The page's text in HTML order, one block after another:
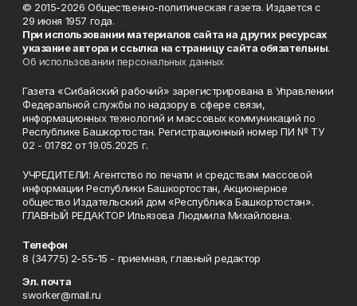
© 2015-2026 Общественно-политическая газета. Издается с
29 июня 1957 года.
При использовании материалов сайта на других ресурсах
указание автора и ссылка на страницу сайта обязательны.
Об использовании персональных данных
Газета «Сибайский рабочий» зарегистрирована в Управлении
Федеральной службы по надзору в сфере связи,
информационных технологий и массовых коммуникаций по
Республике Башкортостан. Регистрационный номер ПИ № ТУ
02 - 01782 от 19.05.2025 г.
УЧРЕДИТЕЛИ: Агентство по печати и средствам массовой
информации Республики Башкортостан, Акционерное
общество Издательский дом «Республика Башкортостан».
ГЛАВНЫЙ РЕДАКТОР Ильязова Людмила Михайловна.
Телефон
8 (34775) 2-55-15 - приемная, главный редактор
Эл. почта
sworker@mail.ru